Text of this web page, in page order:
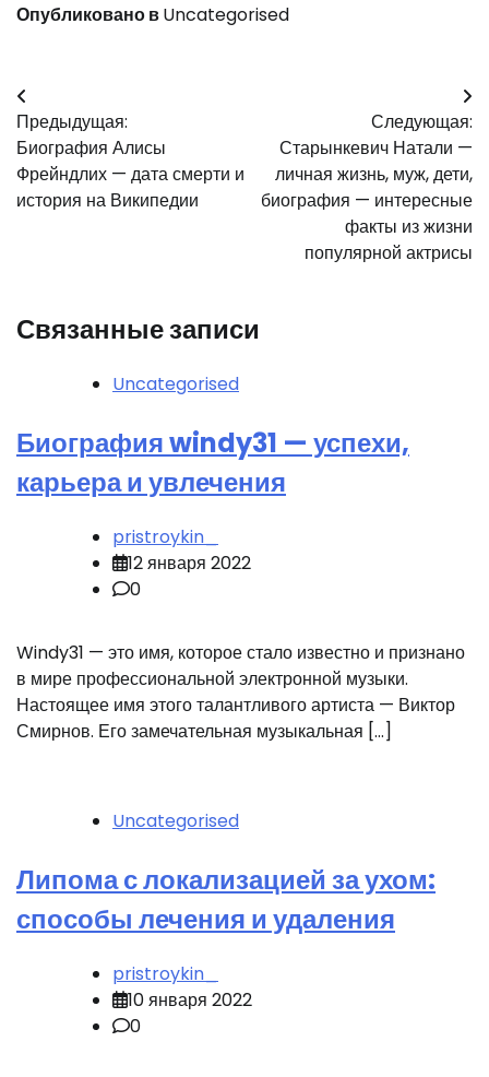
Опубликовано вUncategorised
Навигация
по
записям
Предыдущая:
Биография Алисы
Фрейндлих — дата смерти и
история на Википедии
Следующая:
Старынкевич Натали —
личная жизнь, муж, дети,
биография — интересные
факты из жизни
популярной актрисы
Связанные записи
Uncategorised
Биография windy31 — успехи,
карьера и увлечения
pristroykin_
12 января 2022
0
Windy31 — это имя, которое стало известно и признано
в мире профессиональной электронной музыки.
Настоящее имя этого талантливого артиста — Виктор
Смирнов. Его замечательная музыкальная […]
Uncategorised
Липома с локализацией за ухом:
способы лечения и удаления
pristroykin_
10 января 2022
0